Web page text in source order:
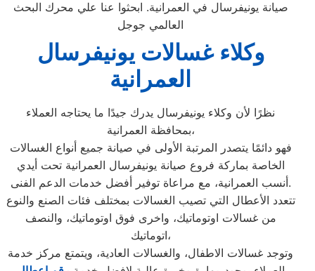
صيانة يونيفرسال في العمرانية. ابحثوا عنا علي محرك البحث
العالمي جوجل
وكلاء غسالات يونيفرسال
العمرانية
نظرًا لأن وكلاء يونيفرسال يدرك جيدًا ما يحتاجه العملاء
بمحافظة العمرانية،
فهو دائمًا يتصدر المرتبة الأولى في صيانة جميع أنواع الغسالات
الخاصة بماركة فروع صيانة يونيفرسال العمرانية تحت أيدي
أنسب العمرانية، مع مراعاة توفير أفضل خدمات الدعم الفنى.
تتعدد الأعطال التي تصيب الغسالات بمختلف فئات الصنع والنوع
من غسالات اوتوماتيك، واخرى فوق اوتوماتيك، والنصف
اتوماتيك،
وتوجد غسالات الاطفال، والغسالات العادية، ويتمتع مركز خدمة